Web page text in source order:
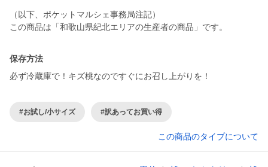
（以下、ポケットマルシェ事務局注記）
この商品は「和歌山県紀北エリアの生産者の商品」です。
保存方法
必ず冷蔵庫で！キズ桃なのですぐにお召し上がりを！
#お試し/小サイズ #訳あってお買い得
この商品のタイプについて